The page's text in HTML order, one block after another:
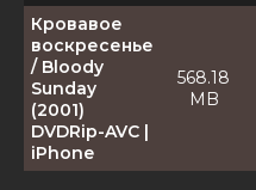
Кровавое
воскресенье
/ Bloody
Sunday
(2001)
DVDRip-AVC |
iPhone
568.18
MB